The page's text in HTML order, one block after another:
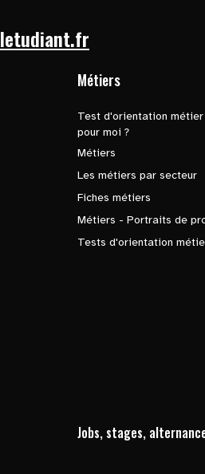
letudiant.fr
Métiers
Test d'orientation
pour moi ?
Métiers
Les métiers par secteur
Fiches métiers
Métiers - Portraits de
Tests d'orientation
Jobs, stages,